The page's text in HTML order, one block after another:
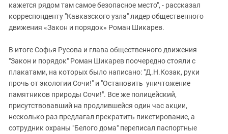
кажется рядом там самое безопасное место", - рассказал
корреспонденту "Кавказского узла" лидер общественного
движения «Закон и порядок» Роман Шикарев.
В итоге Софья Русова и глава общественного движения
"Закон и порядок" Роман Шикарев поочередно стояли с
плакатами, на которых было написано: "Д.Н.Козак, руки
прочь от экологии Сочи!" и "Остановить уничтожение
памятников природы Сочи!". Все же полицейский,
присутствовавший на продлившейся один час акции,
несколько раз предлагал прекратить пикетирование, а
сотрудник охраны "Белого дома" переписал паспортные